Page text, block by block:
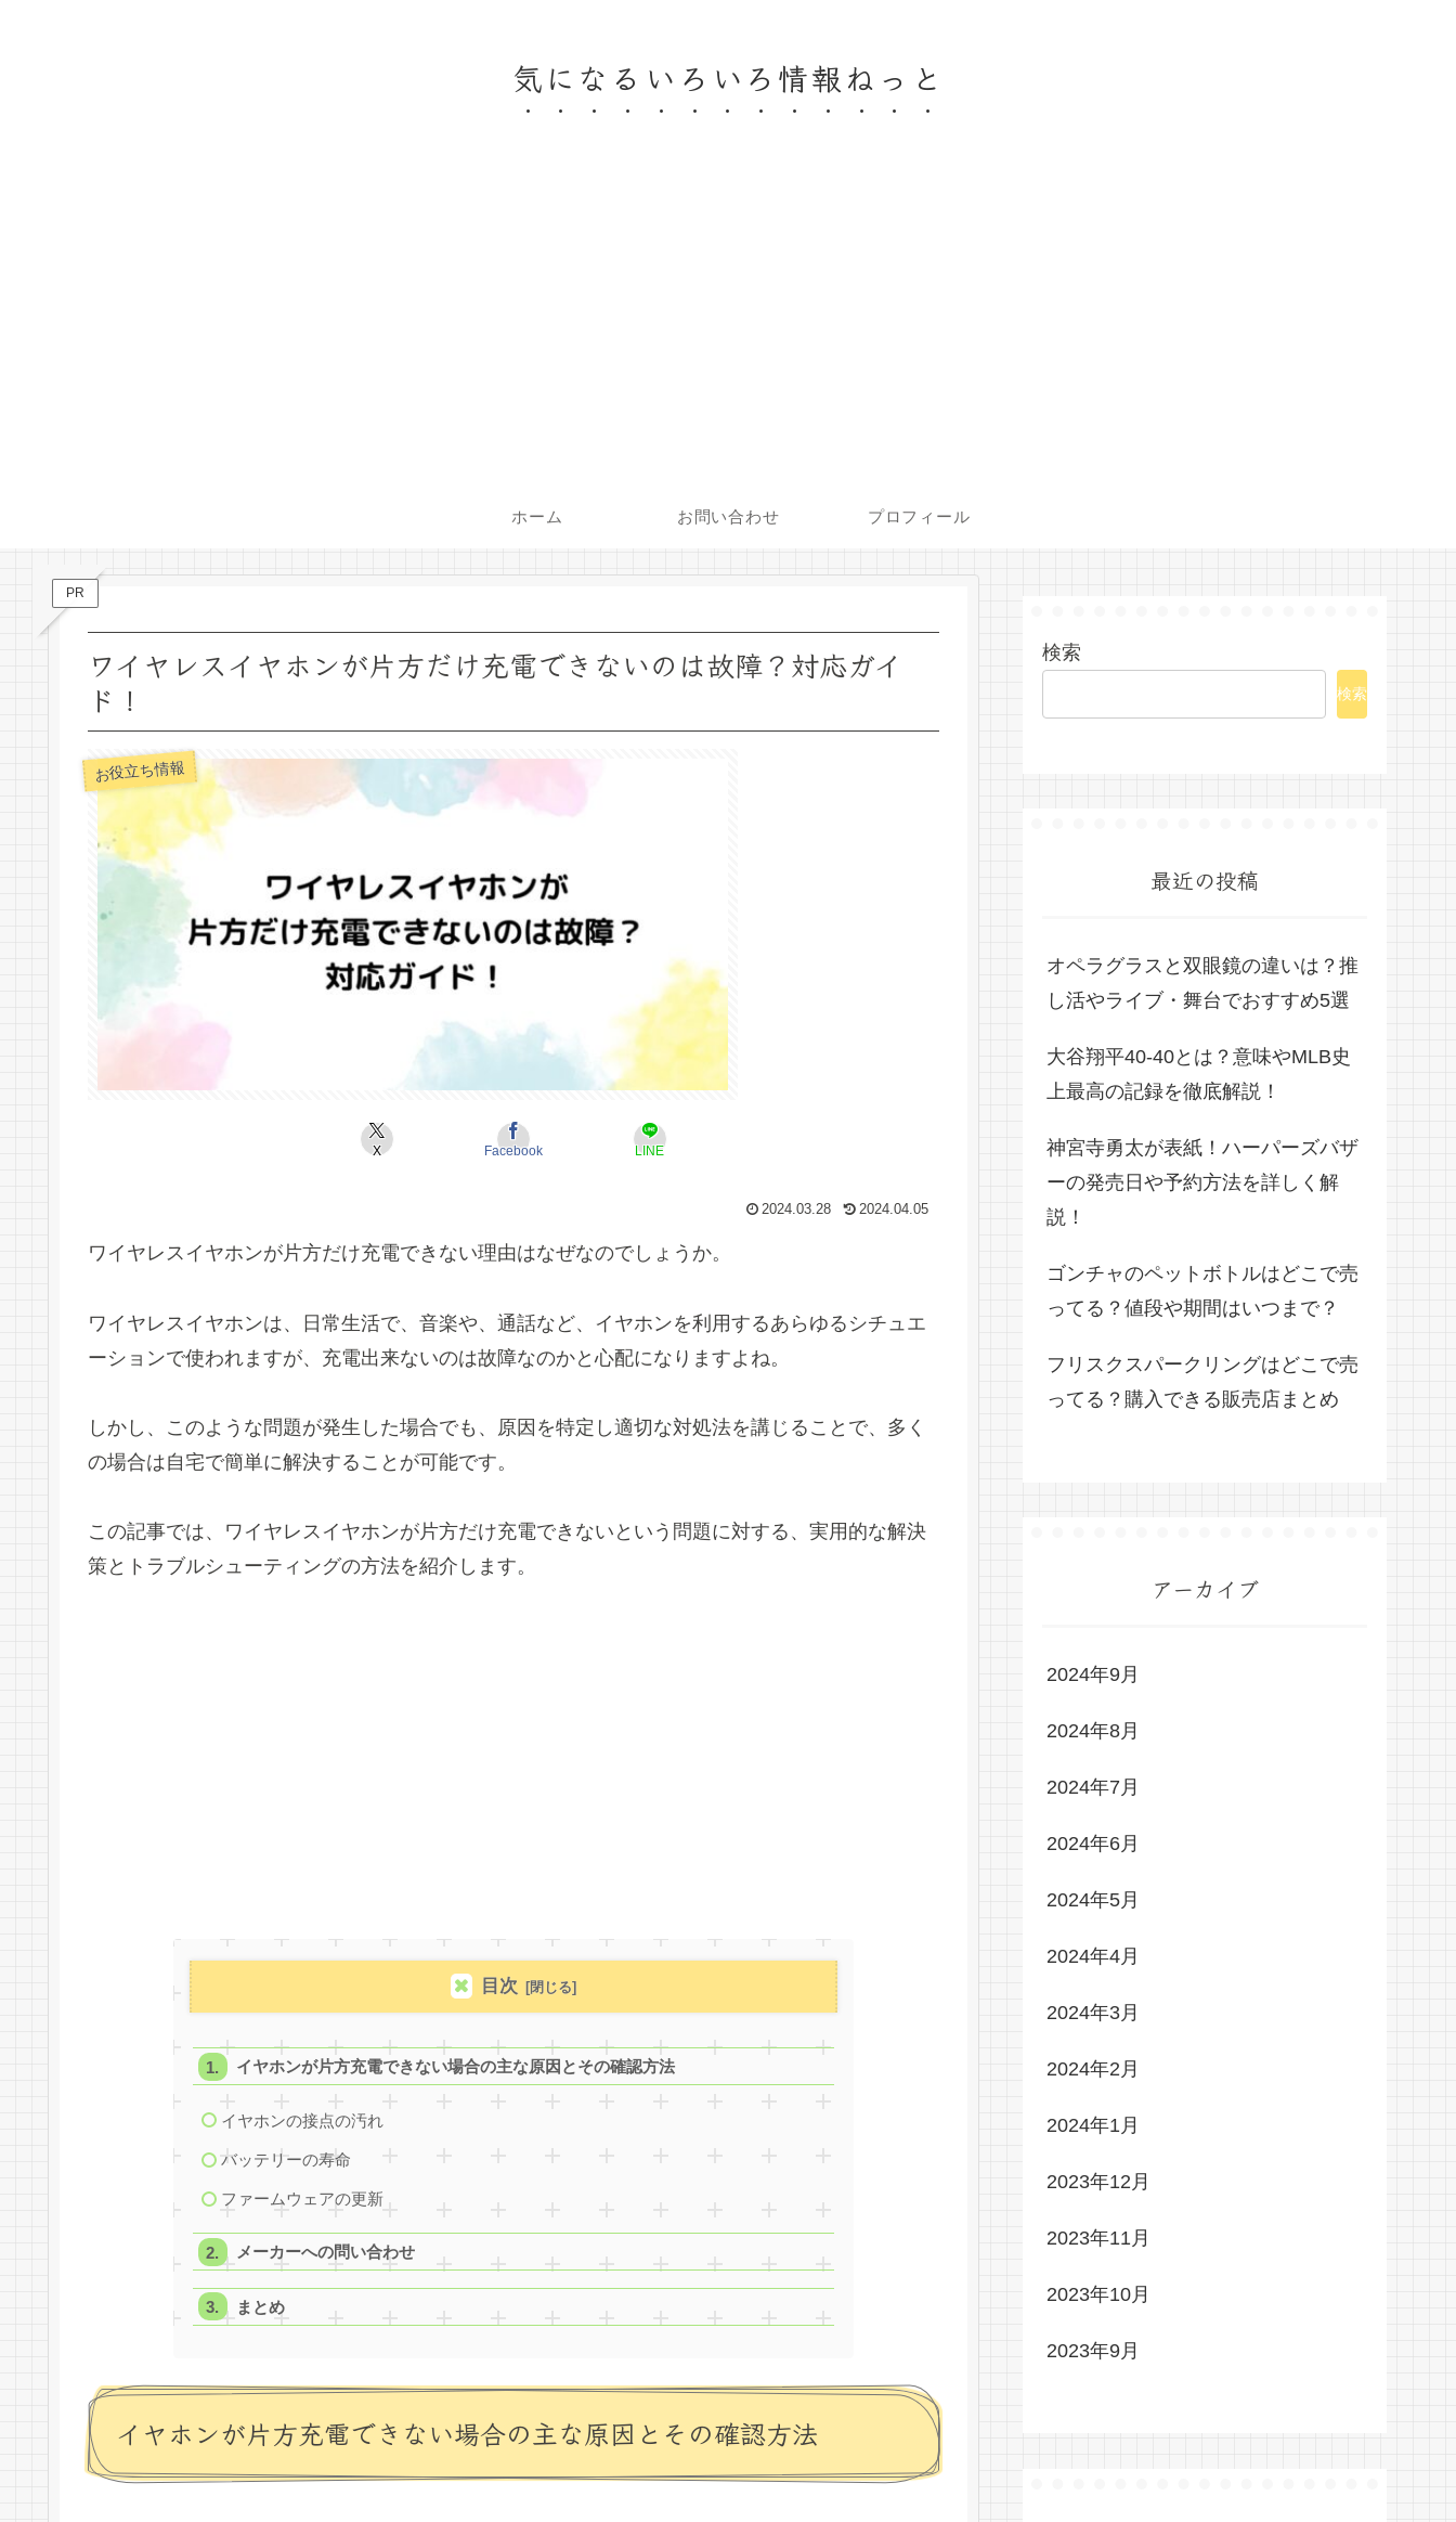
気になるいろいろ情報ねっと
ホーム お問い合わせ プロフィール
PR
ワイヤレスイヤホンが片方だけ充電できないのは故障？対応ガイ
ド！
お役立ち情報
X Facebook LINE
2024.03.28 2024.04.05
ワイヤレスイヤホンが片方だけ充電できない理由はなぜなのでしょうか。
ワイヤレスイヤホンは、日常生活で、音楽や、通話など、イヤホンを利用するあらゆるシチュエ
ーションで使われますが、充電出来ないのは故障なのかと心配になりますよね。
しかし、このような問題が発生した場合でも、原因を特定し適切な対処法を講じることで、多く
の場合は自宅で簡単に解決することが可能です。
この記事では、ワイヤレスイヤホンが片方だけ充電できないという問題に対する、実用的な解決
策とトラブルシューティングの方法を紹介します。
目次
イヤホンが片方充電できない場合の主な原因とその確認方法
イヤホンの接点の汚れ
バッテリーの寿命
ファームウェアの更新
メーカーへの問い合わせ
まとめ
イヤホンが片方充電できない場合の主な原因とその確認方法
検索
検索
最近の投稿
オペラグラスと双眼鏡の違いは？推
し活やライブ・舞台でおすすめ5選
大谷翔平40-40とは？意味やMLB史
上最高の記録を徹底解説！
神宮寺勇太が表紙！ハーパーズバザ
ーの発売日や予約方法を詳しく解
説！
ゴンチャのペットボトルはどこで売
ってる？値段や期間はいつまで？
フリスクスパークリングはどこで売
ってる？購入できる販売店まとめ
アーカイブ
2024年9月
2024年8月
2024年7月
2024年6月
2024年5月
2024年4月
2024年3月
2024年2月
2024年1月
2023年12月
2023年11月
2023年10月
2023年9月